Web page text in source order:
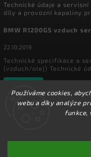
Používáme cookies,
webu a díky analýze
funkce,
Ve dnech 1.8. - 16.8.
zůstává v provozu,
17.8.2026. Děkujeme
Technické údaje a servisní
díly a provozní kapaliny
BMW R1200GS vzduch
22.10.2019
Technické specifikace a
(vzduch/olej) Technické